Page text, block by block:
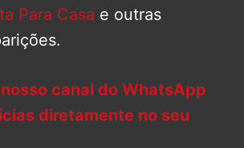
Para Casa e outras
canal do WhatsApp
diretamente no seu